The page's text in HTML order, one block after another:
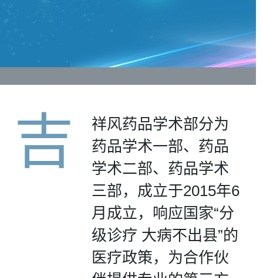
吉
祥风药品学术部分为
药品学术一部、药品
学术二部、药品学术
三部，成立于2015年6
月成立，响应国家“分
级诊疗 大病不出县”的
医疗政策，为合作伙